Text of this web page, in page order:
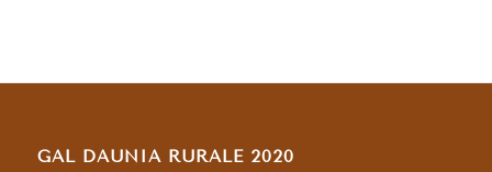
GAL DAUNIA RURALE 2020